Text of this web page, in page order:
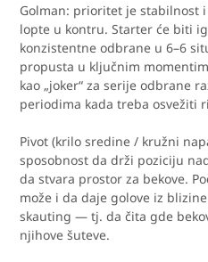
Golman: prioritet je stabilnost
lopte u kontru. Starter će biti
konzistentne odbrane u 6–6
propusta u ključnim
kao „joker“ za serije odbrane
periodima kada treba osvežiti
Pivot (krilo sredine / kružni
sposobnost da drži poziciju
da stvara prostor za bekove.
može i da daje golove iz
skauting — tj. da čita gde
njihove šuteve.